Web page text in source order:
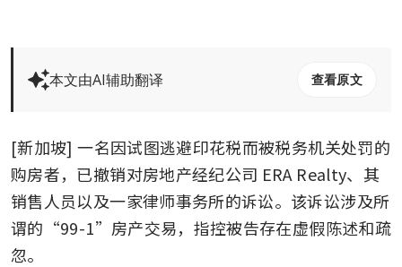
本文由AI辅助翻译 查看原文
[新加坡] 一名因试图逃避印花税而被税务机关处罚的
购房者，已撤销对房地产经纪公司 ERA Realty、其
销售人员以及一家律师事务所的诉讼。该诉讼涉及所
谓的“99-1”房产交易，指控被告存在虚假陈述和疏
忽。